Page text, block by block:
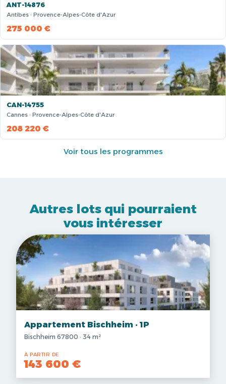
ANT-14876
Antibes · Provence-Alpes-Côte d'Azur
275 000 €
CAN-14755
Cannes · Provence-Alpes-Côte d'Azur
208 220 €
Voir tous les programmes
Autres lots qui pourraient
vous intéresser
Appartement Bischheim · 1P
Bischheim 67800 · 34 m²
À PARTIR DE
143 600 €